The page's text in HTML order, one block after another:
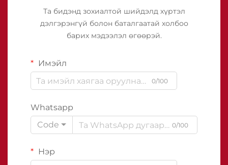
Та бидэнд зохиалтой шийдэлд хүртэл
дэлгэрэнгүй болон баталгаатай холбоо
барих мэдээлэл өгөөрэй.
Имэйл
0/100
Whatsapp
Code
0/100
Нэр